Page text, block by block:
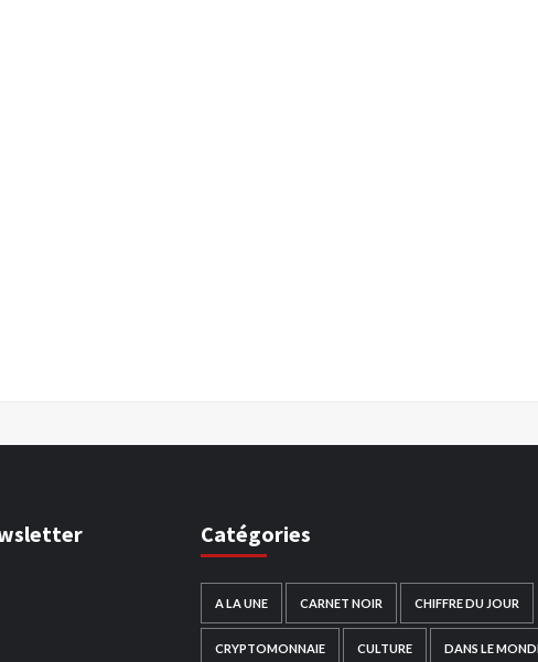
Catégories
A LA UNE CARNET NOIR CHIFFRE DU JOUR
CRYPTOMONNAIE CULTURE DANS LE